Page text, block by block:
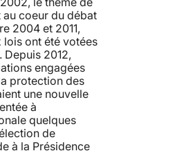
au coeur du débat
2004 et 2011,
lois ont été votées
Depuis 2012,
engagées
protection des
une nouvelle
à
quelques
de
à la Présidence